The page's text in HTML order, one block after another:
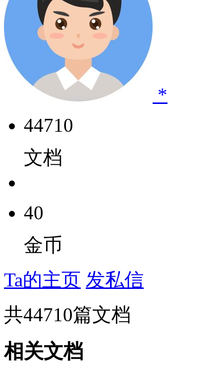
*
44710
文档
40
金币
Ta的主页 发私信
共44710篇文档
相关文档